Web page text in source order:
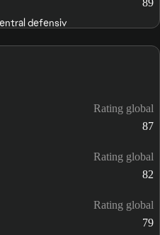
89
defensiv
Rating global
87
Rating global
82
Rating global
79